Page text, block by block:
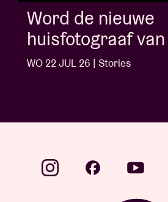
Album of the week:
'Doctrine Of Love'
Ngonda